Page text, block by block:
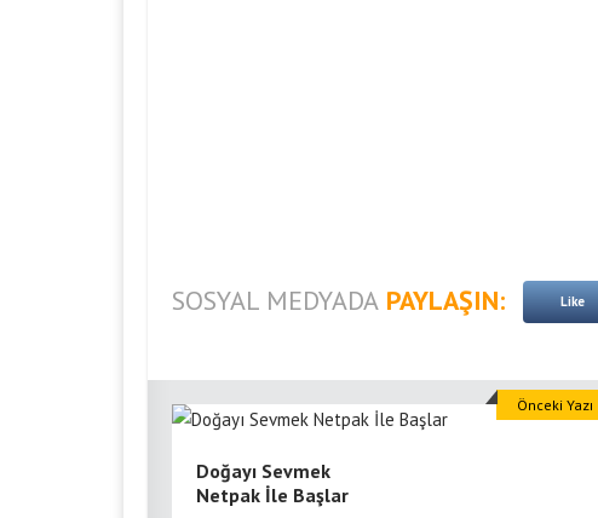
SOSYAL MEDYADA PAYLAŞIN: Like
Doğayı Sevmek
Netpak İle Başlar
Önceki Yazı